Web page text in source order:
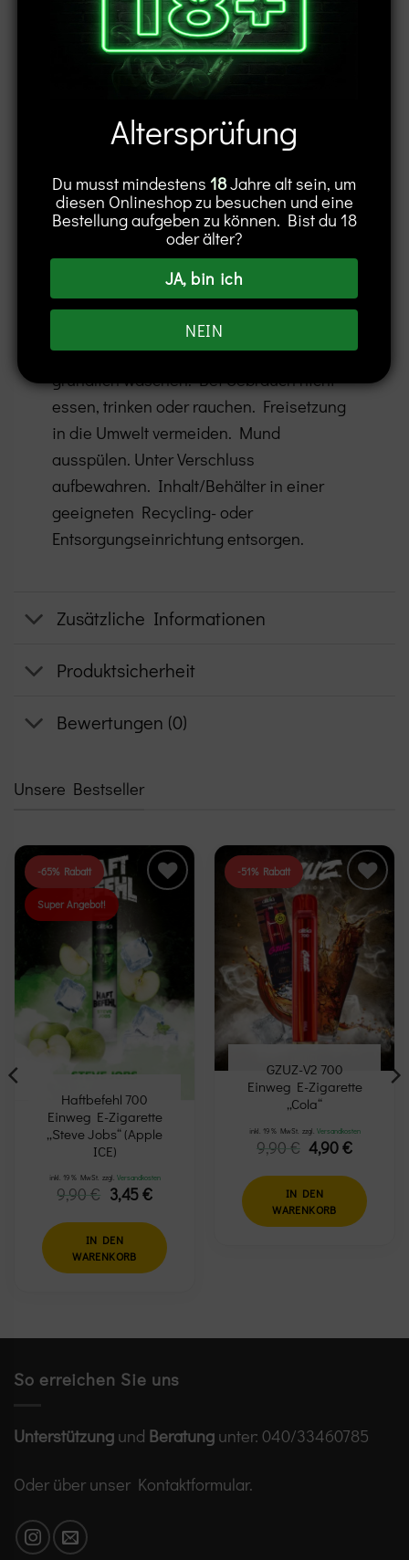
Verkauf und Abgabe nur an Personen ab
18 Jahren.
Hinweis
Wasserorganismen, mit langfristiger
Wirkung. Ist ärztlicher Rat erforderlich,
Verpackung oder Kennzeichnungsetikett
bereithalten. Darf nicht in die Hände von
Kindern gelangen. Lesen Sie sämtliche
Anwei­sungen aufmerksam und befolgen
Sie diese. Nach Gebrauch Hände
gründlich waschen. Bei Gebrauch nicht
essen, trinken oder rauchen. Freisetzung
in die Umwelt vermeiden. Mund
ausspülen. Unter Verschluss
aufbewahren. Inhalt/Behälter in einer
geeigneten Recycling- oder
Entsorgungseinrichtung entsorgen.
Zusätzliche Informationen
Produktsicherheit
Bewertungen (0)
Unsere Bestseller
-65% Rabatt
Super Angebot!
wishlist
Haftbefehl 700
Einweg E-Zigarette
„Steve Jobs“ (Apple
ICE)
inkl. 19 % MwSt. zzgl. Versandkosten
9,90€ Ursprünglicher
Preis
war:
9,90 €
3,45€Aktueller
ist:
3,45 €.
IN DEN
WARENKORB
-51% Rabatt
Add to
wishlist
GZUZ-V2 700
Einweg E-Zigarette
„Cola“
inkl. 19 % MwSt. zzgl. Versandkosten
9,90€ Ursprünglicher
Preis
war:
9,90 €
4,90€
ist:
4,90 €.
IN DEN
WARENKORB
So erreichen Sie uns
Unterstützung und Beratung unter: 040/33460785
Oder über unser Kontaktformular.
Altersprüfung
Du musst mindestens18Jahre alt sein, um
diesen Onlineshop zu besuchen und eine
Bestellung aufgeben zu können. Bist du 18
oder älter?
JA, bin ich
NEIN